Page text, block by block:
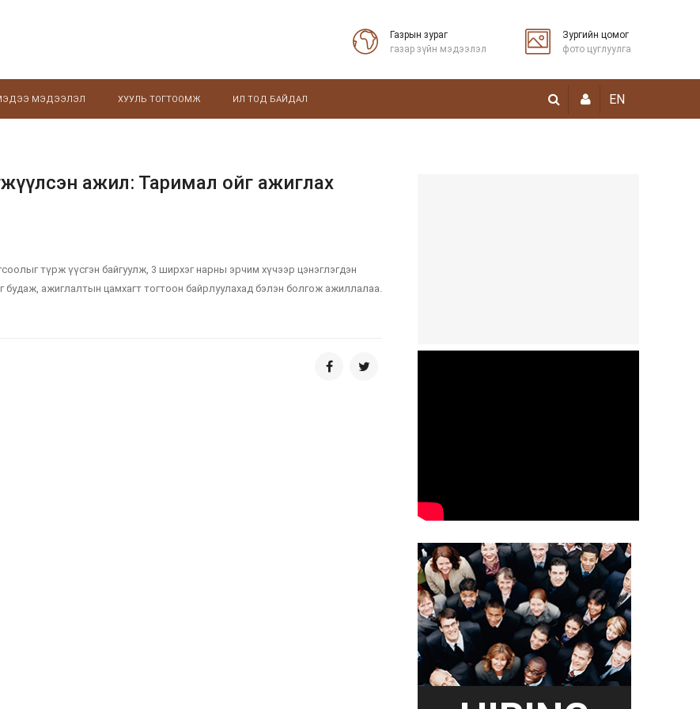
Газрын зураг
газар зүйн мэдээлэл
Зургийн цомог
фото цуглуулга
МЭДЭЭЛЭЛ ХУУЛЬ ТОГТООМЖ ИЛ ТОД БАЙДАЛ EN
ажил: Таримал ойг ажиглах
түрж үүсгэн байгуулж, 3 ширхэг нарны эрчим хүчээр цэнэглэгдэн
будаж, ажиглалтын цамхагт тогтоон байрлуулахад бэлэн болгож ажиллалаа.